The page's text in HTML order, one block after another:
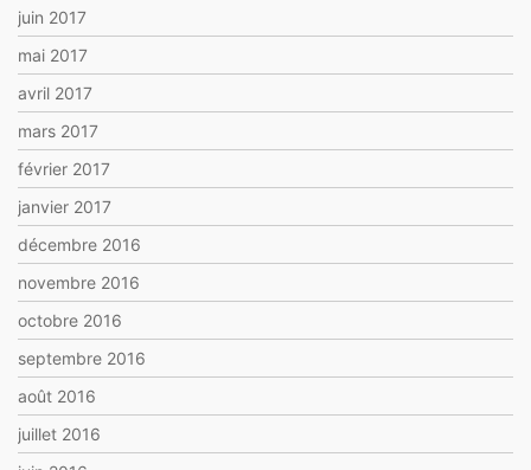
juin 2017
mai 2017
avril 2017
mars 2017
février 2017
janvier 2017
décembre 2016
novembre 2016
octobre 2016
septembre 2016
août 2016
juillet 2016